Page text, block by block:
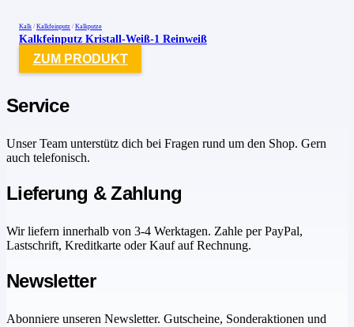
Kalk / Kalkfeinputz / Kalkputze
Kalkfeinputz Kristall-Weiß-1 Reinweiß
ZUM PRODUKT
Service
Unser Team unterstütz dich bei Fragen rund um den Shop. Gern
auch telefonisch.
Lieferung & Zahlung
Wir liefern innerhalb von 3-4 Werktagen. Zahle per PayPal,
Lastschrift, Kreditkarte oder Kauf auf Rechnung.
Newsletter
Abonniere unseren Newsletter. Gutscheine, Sonderaktionen und